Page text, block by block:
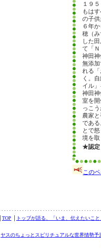
１９
もは
の子
６年
穂（
した
て「
神田
無添
れる
く。
イル
神田
室を
っこ
農家
であ
とで
境を取
★認定
この
TOP トップが語る、「いま、伝えたいこと
ヤスのちょっとスピリチュアルな世界情勢予